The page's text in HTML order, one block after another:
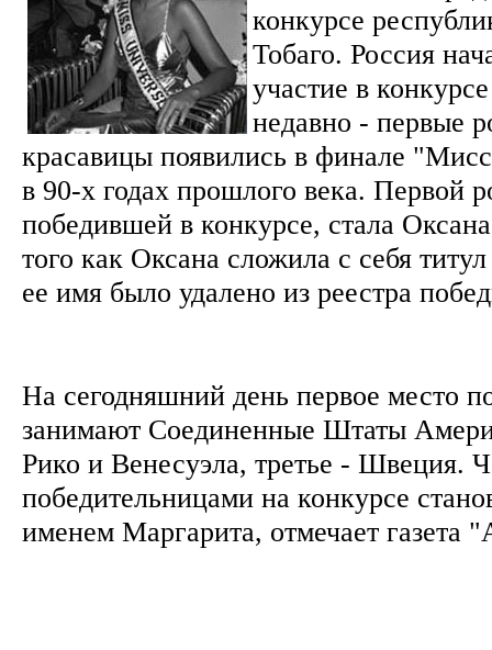
конкурсе
Тобаго. Россия
участие в
недавно - первые
красавицы появились в финале
в 90-х годах прошлого века. Первой
победившей в конкурсе, стала
того как Оксана сложила с себя
ее имя было удалено из реестра
На сегодняшний день первое место
занимают Соединенные Штаты
Рико и Венесуэла, третье - Швеция.
победительницами на конкурсе
именем Маргарита, отмечает газета